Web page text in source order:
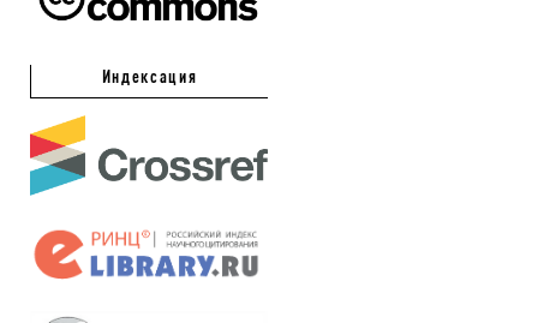
Индексация